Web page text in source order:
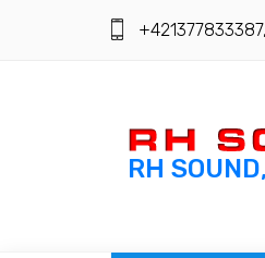
RH